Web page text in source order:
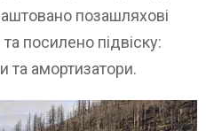
позашляхові
посилено підвіску:
та амортизатори.